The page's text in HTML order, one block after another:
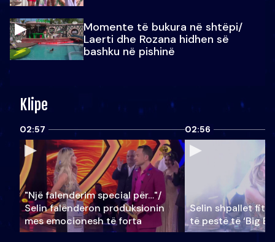
Momente të bukura në shtëpi/
Laerti dhe Rozana hidhen së
bashku në pishinë
Klipe
02:57
"Një falenderim special për…"/
Selin falënderon produksionin
mes emocionesh të forta
02:56
Selin shpallet
të pestë të ‘Big